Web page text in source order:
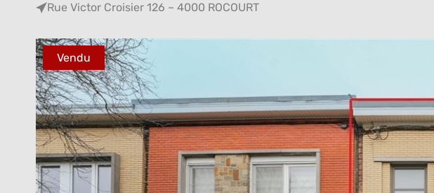
Rue Victor Croisier 126 – 4000 ROCOURT
Vendu